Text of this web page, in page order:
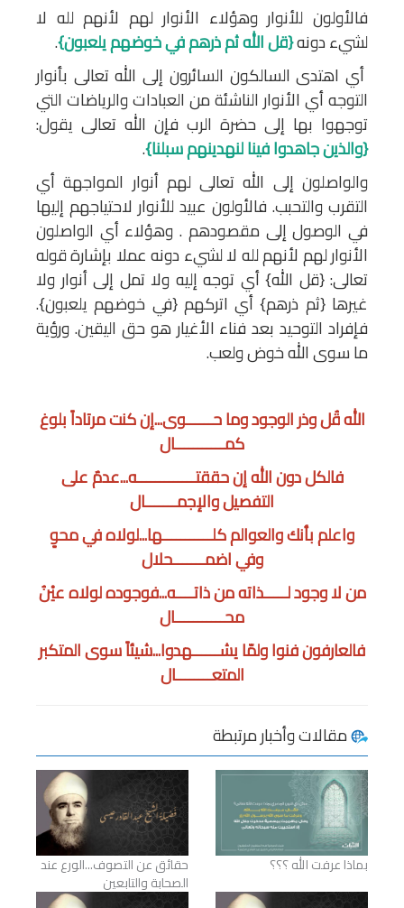
فالأولون للأنوار وهؤلاء الأنوار لهم لأنهم لله لا
لشيء دونه{قل الله ثم ذرهم في خوضهم يلعبون}.
أي اهتدى السالكون السائرون إلى الله تعالى بأنوار
التوجه أي الأنوار الناشئة من العبادات والرياضات التي
توجهوا بها إلى حضرة الرب فإن الله تعالى يقول:
{والذين جاهدوا فينا لنهدينهم سبلنا}.
والواصلون إلى الله تعالى لهم أنوار المواجهة أي
التقرب والتحبب. فالأولون عبيد للأنوار لاحتياجهم إليها
في الوصول إلى مقصودهم . وهؤلاء أي الواصلون
الأنوار لهم لأنهم لله لا لشيء دونه عملا بإشارة قوله
تعالى: {قل الله} أي توجه إليه ولا تمل إلى أنوار ولا
غيرها {ثم ذرهم} أي اتركهم {في خوضهم يلعبون}.
فإفراد التوحيد بعد فناء الأغيار هو حق اليقين. ورؤية
ما سوى الله خوض ولعب.
الله قُل وذر الوجود وما حــــــوى...إن كنت مرتاداً بلوغ
كمـــــــــــال
فالكل دون الله إن حققتـــــــــــــه...عدمٌ على
التفصيل والإجمـــــــال
واعلم بأنك والعوالم كلـــــــــــها...لولاه في محوٍ
وفي اضمـــــــحلال
من لا وجود لـــــذاته من ذاتــــه...فوجوده لولاه عيْنُ
محـــــــــــال
فالعارفون فنوا ولمّا يشــــــهدوا...شيئاً سوى المتكبر
المتعــــــــال
مقالات وأخبار مرتبطة
بماذا عرفت الله ؟؟؟ حقائق عن التصوف...الورع عند
الصحابة والتابعين